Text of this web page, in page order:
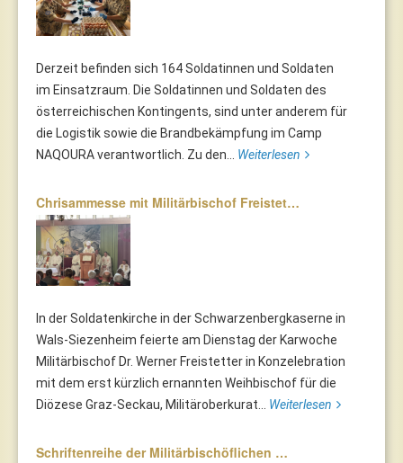
Derzeit befinden sich 164 Soldatinnen und Soldaten
im Einsatzraum. Die Soldatinnen und Soldaten des
österreichischen Kontingents, sind unter anderem für
die Logistik sowie die Brandbekämpfung im Camp
NAQOURA verantwortlich. Zu den... Weiterlesen
Chrisammesse mit Militärbischof Freistet…
In der Soldatenkirche in der Schwarzenbergkaserne in
Wals-Siezenheim feierte am Dienstag der Karwoche
Militärbischof Dr. Werner Freistetter in Konzelebration
mit dem erst kürzlich ernannten Weihbischof für die
Diözese Graz-Seckau, Militäroberkurat... Weiterlesen
Schriftenreihe der Militärbischöflichen …